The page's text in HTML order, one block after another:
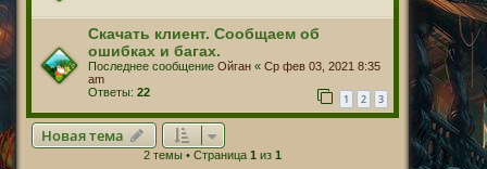
Скачать клиент. Сообщаем об
ошибках и багах.
Последнее сообщение Ойган « Ср фев 03, 2021 8:35
am
Ответы: 22 1 2 3
Новая тема
2 темы • Страница 1 из 1